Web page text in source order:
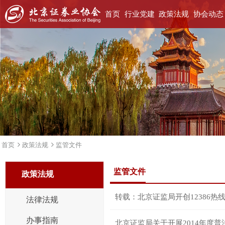
首页 行业党建 政策法规 协会动态
首页 政策法规 监管文件
政策法规
法律法规
办事指南
监管文件
转载：北京证监局开创12386热
北京证监局关于开展2014年度普